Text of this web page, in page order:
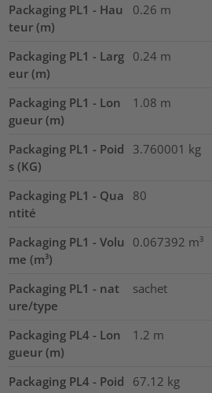
Packaging PL1 - Hau
teur (m)
0.26 m
Packaging PL1 - Larg
eur (m)
0.24 m
Packaging PL1 - Lon
gueur (m)
1.08 m
Packaging PL1 - Poid
s (KG)
3.760001 kg
Packaging PL1 - Qua
ntité
80
Packaging PL1 - Volu
me (m³)
0.067392 m³
Packaging PL1 - nat
ure/type
sachet
Packaging PL4 - Lon
gueur (m)
1.2 m
Packaging PL4 - Poid
67.12 kg